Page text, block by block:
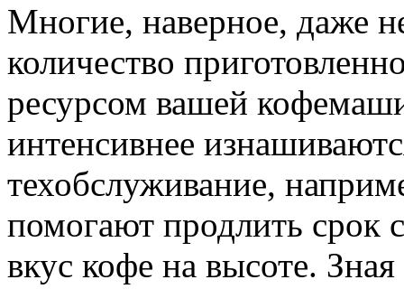
Многие, наверное, даже
количество
ресурсом вашей
интенсивнее
техобслуживание,
помогают продлить срок
вкус кофе на высоте.